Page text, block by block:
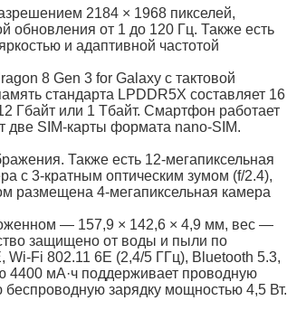
2184 × 1968 пикселей,
обновления от 1 до 120 Гц. Также есть
и адаптивной частотой
8 Gen 3 for Galaxy с тактовой
стандарта LPDDR5X составляет 16
Гбайт или 1 Тбайт. Смартфон работает
две SIM-карты формата nano-SIM.
Также есть 12-мегапиксельная
с 3-кратным оптическим зумом (f/2.4),
размещена 4-мегапиксельная камера
— 157,9 × 142,6 × 4,9 мм, вес —
защищено от воды и пыли по
Fi 802.11 6E (2,4/5 ГГц), Bluetooth 5.3,
мА·ч поддерживает проводную
зарядку мощностью 4,5 Вт.